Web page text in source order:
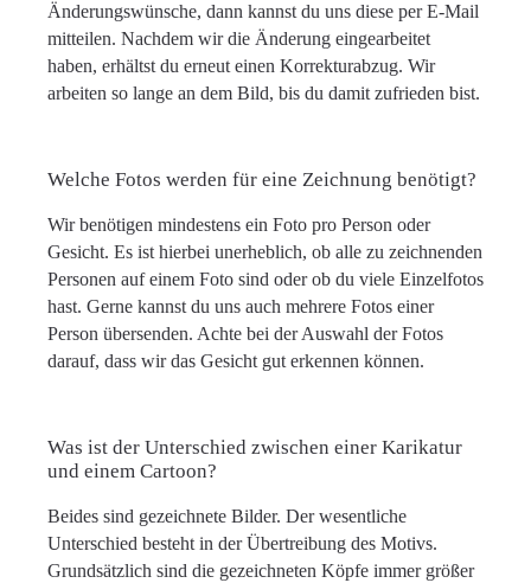
Änderungswünsche, dann kannst du uns diese per E-Mail
mitteilen. Nachdem wir die Änderung eingearbeitet
haben, erhältst du erneut einen Korrekturabzug. Wir
arbeiten so lange an dem Bild, bis du damit zufrieden bist.
Welche Fotos werden für eine Zeichnung benötigt?
Wir benötigen mindestens ein Foto pro Person oder
Gesicht. Es ist hierbei unerheblich, ob alle zu zeichnenden
Personen auf einem Foto sind oder ob du viele Einzelfotos
hast. Gerne kannst du uns auch mehrere Fotos einer
Person übersenden. Achte bei der Auswahl der Fotos
darauf, dass wir das Gesicht gut erkennen können.
Was ist der Unterschied zwischen einer Karikatur
und einem Cartoon?
Beides sind gezeichnete Bilder. Der wesentliche
Unterschied besteht in der Übertreibung des Motivs.
Grundsätzlich sind die gezeichneten Köpfe immer größer